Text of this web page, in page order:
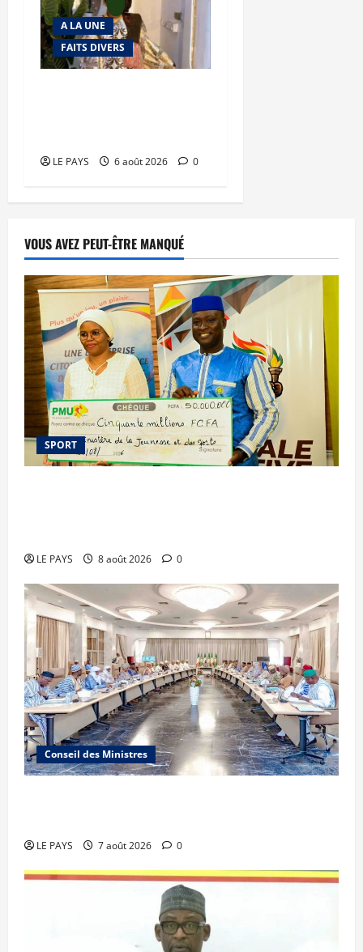
A LA UNE
FAITS DIVERS
LE PAYS 6 août 2026 0
VOUS AVEZ PEUT-ÊTRE MANQUÉ
SPORT
LE PAYS 8 août 2026 0
Conseil des Ministres
LE PAYS 7 août 2026 0